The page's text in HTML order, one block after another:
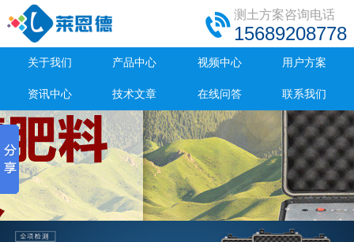
测土方案咨询电话
15689208778
关于我们 产品中心 视频中心 用户方案
资讯中心 技术文章 在线问答 联系我们